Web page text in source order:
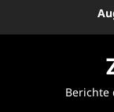
Berichte